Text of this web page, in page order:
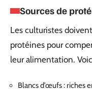
Sources de
Les culturistes
protéines pour
leur alimentation.
Blancs d’œufs : riches